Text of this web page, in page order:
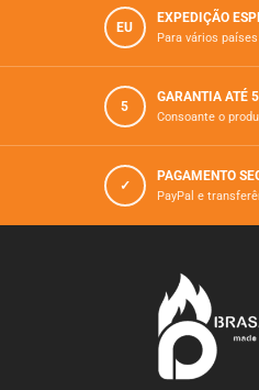
EU
EXPEDIÇÃO
Para vários
5
GARANTIA ATÉ
Consoante o
✓
PAGAMENTO
PayPal e